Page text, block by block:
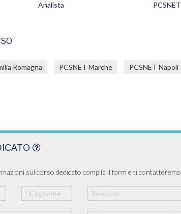
Analista
PCSNET
Romagna PCSNET Marche PCSNET Napoli
sul corso dedicato compila il form e ti contatteremo